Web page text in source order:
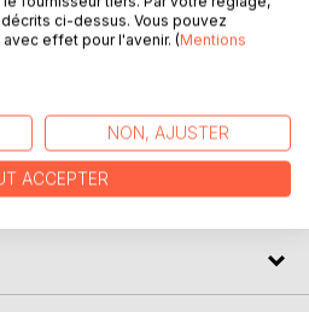
de personnes ayant vécu la
belles histoires à partager...
ci-dessus. Vous pouvez
effet pour l'avenir. (Mentions
NON, AJUSTER
ACCEPTER